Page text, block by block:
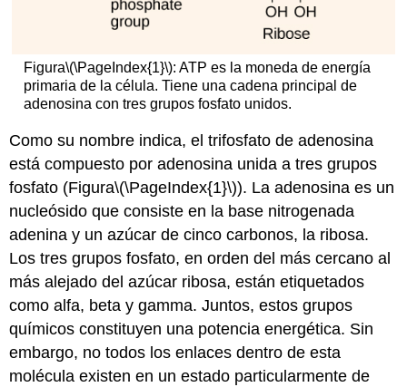
Figura\(\PageIndex{1}\): ATP es la moneda de energía
primaria de la célula. Tiene una cadena principal de
adenosina con tres grupos fosfato unidos.
Como su nombre indica, el trifosfato de adenosina
está compuesto por adenosina unida a tres grupos
fosfato (Figura\(\PageIndex{1}\)). La adenosina es un
nucleósido que consiste en la base nitrogenada
adenina y un azúcar de cinco carbonos, la ribosa.
Los tres grupos fosfato, en orden del más cercano al
más alejado del azúcar ribosa, están etiquetados
como alfa, beta y gamma. Juntos, estos grupos
químicos constituyen una potencia energética. Sin
embargo, no todos los enlaces dentro de esta
molécula existen en un estado particularmente de